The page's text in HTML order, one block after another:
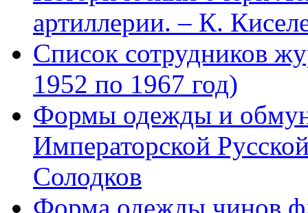
артиллерии. – К.
Список сотрудников
1952 по 1967 год)
Формы одежды и
Императорской
Солодков
Форма одежды чинов